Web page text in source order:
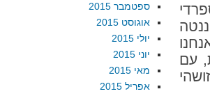
עם
ספטמבר 2015
אוגוסט 2015
יולי 2015
יוני 2015
מאי 2015
אפריל 2015